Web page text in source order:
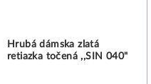
Hrubá dámska zlatá
retiazka točená ,,SIN 040"